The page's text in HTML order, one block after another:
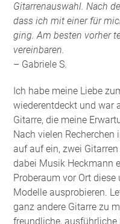
Gitarrenauswahl. Nach
dass ich mit einer für
ging. Am besten vorher
vereinbaren.
– Gabriele S.
Ich habe meine Liebe
wiederentdeckt und war
Gitarre, die meine
Nach vielen
auf auf ein, zwei
dabei Musik Heckmann
Proberaum vor Ort
Modelle ausprobieren.
ganz andere Gitarre zu
freundliche, ausführliche